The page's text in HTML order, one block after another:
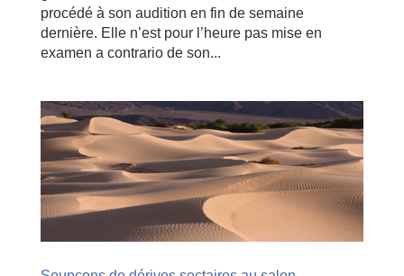
procédé à son audition en fin de semaine
dernière. Elle n’est pour l’heure pas mise en
examen a contrario de son...